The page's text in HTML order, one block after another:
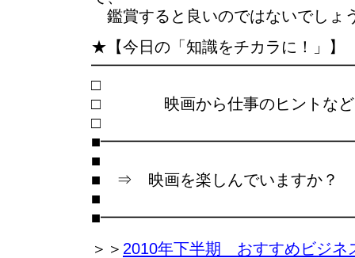
鑑賞すると良いのではないでしょ
★【今日の「知識をチカラに！」】
□ 映画から仕事のヒントなど
■
■ ⇒ 映画を楽しんでいますか？
■
＞＞ 2010年下半期 おすすめビジネ